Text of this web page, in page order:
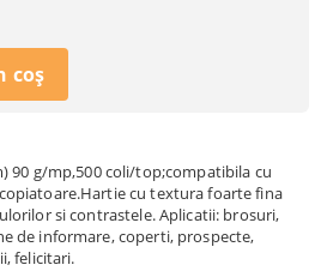
90 g/mp,500 coli/top;compatibila cu
cu textura foarte fina
si contrastele. Aplicatii: brosuri,
de informare, coperti, prospecte,
felicitari.